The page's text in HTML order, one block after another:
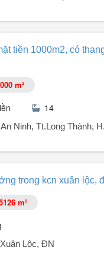
hộ cao tầng, ngay
khách, ban công.
shop, kho giao nhận,...
tiền 1000m2, có
m²
14
Ninh, Tt.Long Thành,
máy 700kg/10 người,
cách âm cách nhiệt tốt.
kế đủ tải để kinh
trong kcn xuân lộc,
m²
Lộc, ĐN